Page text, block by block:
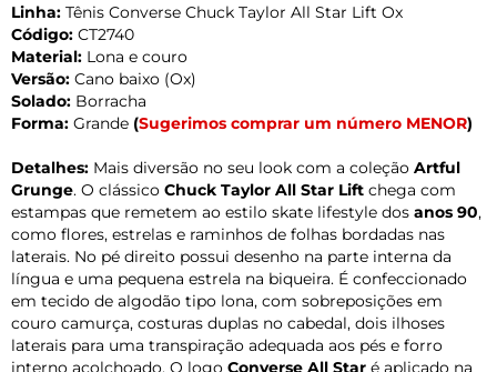
Linha: Tênis Converse Chuck Taylor All Star Lift Ox
Código: CT2740
Material: Lona e couro
Versão: Cano baixo (Ox)
Solado: Borracha
Forma: Grande (Sugerimos comprar um número MENOR)
Detalhes: Mais diversão no seu look com a coleção Artful
Grunge. O clássico Chuck Taylor All Star Lift chega com
estampas que remetem ao estilo skate lifestyle dos anos 90,
como flores, estrelas e raminhos de folhas bordadas nas
laterais. No pé direito possui desenho na parte interna da
língua e uma pequena estrela na biqueira. É confeccionado
em tecido de algodão tipo lona, com sobreposições em
couro camurça, costuras duplas no cabedal, dois ilhoses
laterais para uma transpiração adequada aos pés e forro
interno acolchoado. O logo Converse All Star é aplicado na